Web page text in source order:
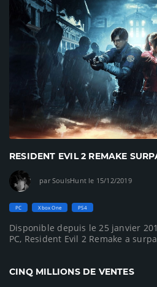
RESIDENT EVIL 2 REMAKE
par SoulsHunt le 15/12/2019
PC Xbox One PS4
Disponible depuis le 25 janvier
PC, Resident Evil 2 Remake a
CINQ MILLIONS DE VENTES